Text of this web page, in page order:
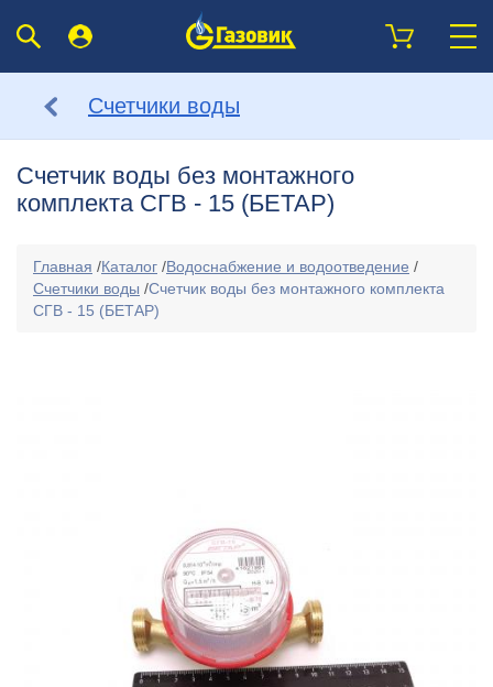
Счетчики воды
Счетчик воды без монтажного
комплекта СГВ - 15 (БЕТАР)
Главная /Каталог /Водоснабжение и водоотведение /
Счетчики воды /Счетчик воды без монтажного комплекта
СГВ - 15 (БЕТАР)